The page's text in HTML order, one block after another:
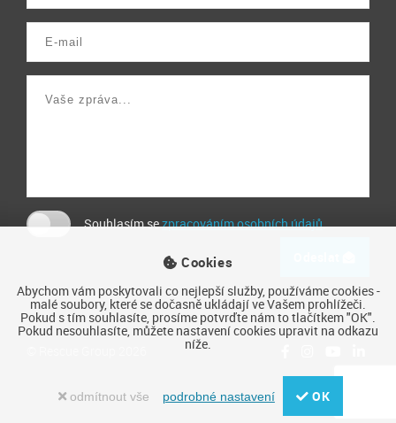
Souhlasím sezpracováním osobních údajů.
Cookies
Abychom vám poskytovali co nejlepší služby, používáme cookies -
malé soubory, které se dočasně ukládají ve Vašem prohlížeči.
Pokud s tím souhlasíte, prosíme potvrďte nám to tlačítkem "OK".
Pokud nesouhlasíte, můžete nastavení cookies upravit na odkazu
níže.
odmítnout vše podrobné nastavení OK